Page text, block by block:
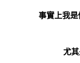
事實上我
尤